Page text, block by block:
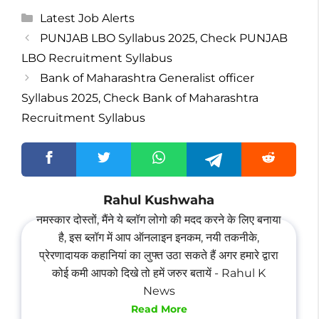
Categories
Latest Job Alerts
PUNJAB LBO Syllabus 2025, Check PUNJAB
LBO Recruitment Syllabus
Bank of Maharashtra Generalist officer
Syllabus 2025, Check Bank of Maharashtra
Recruitment Syllabus
Rahul Kushwaha
नमस्कार दोस्तों, मैंने ये ब्लॉग लोगो की मदद करने के लिए बनाया
है, इस ब्लॉग में आप ऑनलाइन इनकम, नयी तकनीके,
प्रेरणादायक कहानियां का लुफ्त उठा सकते हैं अगर हमारे द्वारा
कोई कमी आपको दिखे तो हमें जरुर बतायें - Rahul K
News
Read More